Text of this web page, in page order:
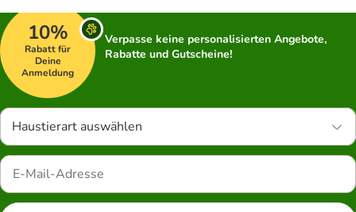
10%
Rabatt für
Deine
Anmeldung
Verpasse keine personalisierten Angebote,
Rabatte und Gutscheine!
Haustierart auswählen